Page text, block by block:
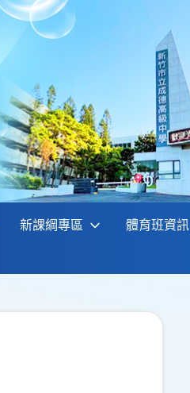
新課綱專區 體育班資訊